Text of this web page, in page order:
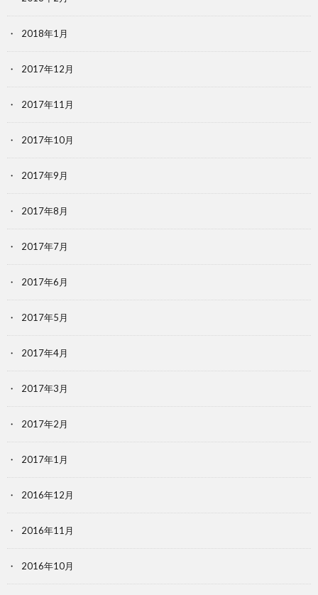
2018年1月
2017年12月
2017年11月
2017年10月
2017年9月
2017年8月
2017年7月
2017年6月
2017年5月
2017年4月
2017年3月
2017年2月
2017年1月
2016年12月
2016年11月
2016年10月